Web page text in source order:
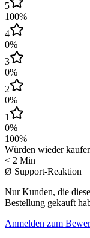
5
100%
4
0%
3
0%
2
0%
1
0%
100%
Würden wieder
< 2 Min
Ø Support-Reaktion
Nur Kunden, die
Bestellung gekauft
Anmelden zum